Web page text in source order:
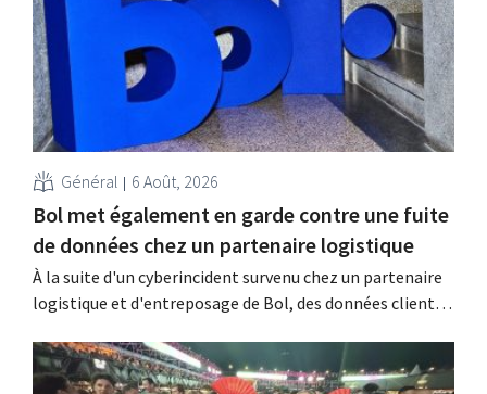
Général 6 Août, 2026
Bol met également en garde contre une fuite
de données chez un partenaire logistique
À la suite d'un cyberincident survenu chez un partenaire
logistique et d'entreposage de Bol, des données clients
entreprise que celle au sujet de laquelle le Bijenkorf avait
déjà lancé une alerte.